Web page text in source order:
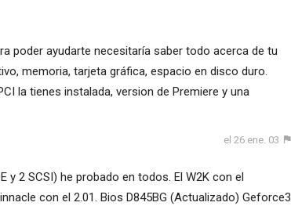
poder ayudarte necesitaría saber todo acerca de tu
memoria, tarjeta gráfica, espacio en disco duro.
la tienes instalada, version de Premiere y una
el 26 ene. 03
y 2 SCSI) he probado en todos. El W2K con el
con el 2.01. Bios D845BG (Actualizado) Geforce3